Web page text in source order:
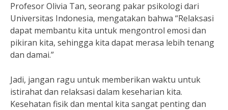
Profesor Olivia Tan, seorang pakar psikologi dari
Universitas Indonesia, mengatakan bahwa “Relaksasi
dapat membantu kita untuk mengontrol emosi dan
pikiran kita, sehingga kita dapat merasa lebih tenang
dan damai.”
Jadi, jangan ragu untuk memberikan waktu untuk
istirahat dan relaksasi dalam keseharian kita.
Kesehatan fisik dan mental kita sangat penting dan